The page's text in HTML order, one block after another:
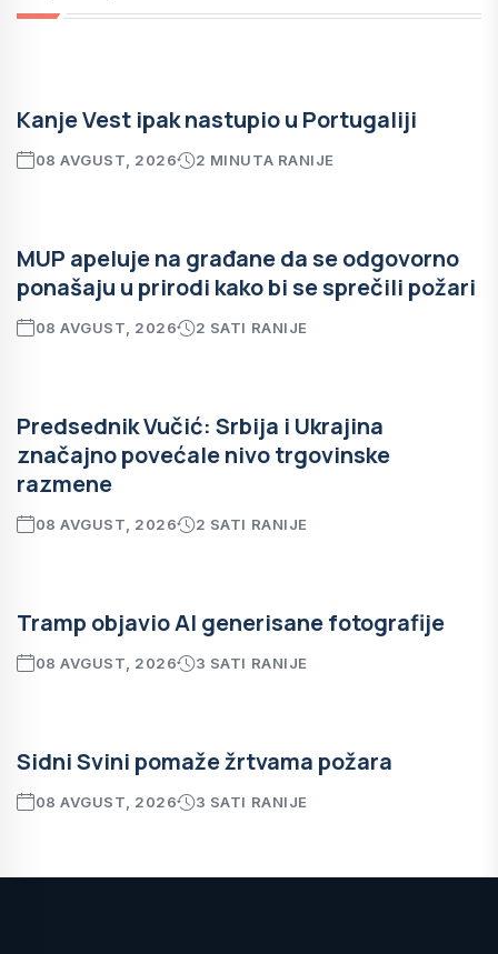
Kanje Vest ipak nastupio u Portugaliji
08 AVGUST, 2026 2 MINUTA RANIJE
MUP apeluje na građane da se odgovorno
ponašaju u prirodi kako bi se sprečili požari
08 AVGUST, 2026 2 SATI RANIJE
Predsednik Vučić: Srbija i Ukrajina
značajno povećale nivo trgovinske
razmene
08 AVGUST, 2026 2 SATI RANIJE
Tramp objavio AI generisane fotografije
08 AVGUST, 2026 3 SATI RANIJE
Sidni Svini pomaže žrtvama požara
08 AVGUST, 2026 3 SATI RANIJE